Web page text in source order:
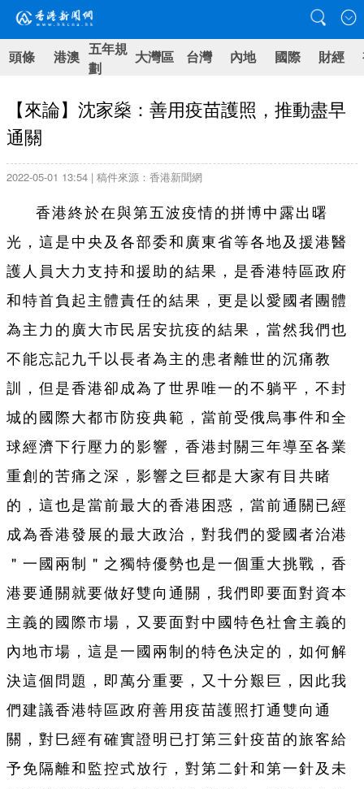
頭條 港澳 五年規
劃
大灣區 台灣 內地 國際 財經
【來論】沈家燊：善用疫苗護照，推動盡早
通關
2022-05-01 13:54 | 稿件來源：香港新聞網
香港終於在與第五波疫情的拼博中露出曙
光，這是中央及各部委和廣東省等各地及援港醫
護人員大力支持和援助的結果，是香港特區政府
和特首負起主體責任的結果，更是以愛國者團體
為主力的廣大市民居安抗疫的結果，當然我們也
不能忘記九千以長者為主的患者離世的沉痛教
訓，但是香港卻成為了世界唯一的不躺平，不封
城的國際大都市防疫典範，當前受俄烏事件和全
球經濟下行壓力的影響，香港封關三年導至各業
重創的苦痛之深，影響之巨都是大家有目共睹
的，這也是當前最大的香港困惑，當前通關已經
成為香港發展的最大政治，對我們的愛國者治港
＂一國兩制＂之獨特優勢也是一個重大挑戰，香
港要通關就要做好雙向通關，我們即要面對資本
主義的國際市場，又要面對中國特色社會主義的
內地市場，這是一國兩制的特色決定的，如何解
決這個問題，即萬分重要，又十分艱巨，因此我
們建議香港特區政府善用疫苗護照打通雙向通
關，對巳經有確實證明已打第三針疫苗的旅客給
予免隔離和監控式放行，對第二針和第一針及未